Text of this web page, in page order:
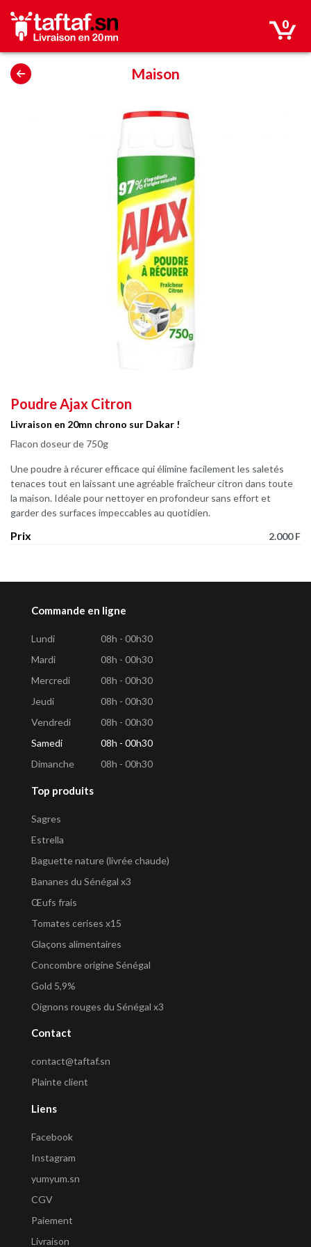
0
Maison
Poudre Ajax Citron
Livraison en 20mn chrono sur Dakar !
Flacon doseur de 750g
Une poudre à récurer efficace qui élimine facilement les saletés
tenaces tout en laissant une agréable fraîcheur citron dans toute
la maison. Idéale pour nettoyer en profondeur sans effort et
garder des surfaces impeccables au quotidien.
Prix 2.000 F
Commande en ligne
Lundi
08h - 00h30
Mardi
08h - 00h30
Mercredi
08h - 00h30
Jeudi
08h - 00h30
Vendredi
08h - 00h30
Samedi
08h - 00h30
Dimanche
08h - 00h30
Top produits
Sagres
Estrella
Baguette nature (livrée chaude)
Bananes du Sénégal x3
Œufs frais
Tomates cerises x15
Glaçons alimentaires
Concombre origine Sénégal
Gold 5,9%
Oignons rouges du Sénégal x3
Contact
contact@taftaf.sn
Plainte client
Liens
Facebook
Instagram
yumyum.sn
CGV
Paiement
Livraison